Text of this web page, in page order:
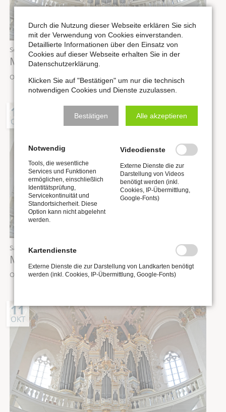
Sonntag,04.10.2026, 12:00 Uhr
Mittagskonzert „Orgel punkt Zwölf“
Ort: Stadtkirche St. Wenzel zu Naumburg
10
OKT
Samstag,10.10.2026, 12:00 Uhr
Mittagskonzert „Orgel punkt Zwölf“
Ort: Stadtkirche St. Wenzel zu Naumburg
11
OKT
Durch die Nutzung dieser Webseite erklären Sie sich
mit der Verwendung von Cookies einverstanden.
Detaillierte Informationen über den Einsatz von
Cookies auf dieser Webseite erhalten Sie in der
Datenschutzerklärung.
Klicken Sie auf "Bestätigen" um nur die technisch
notwendigen Cookies und Dienste zuzulassen.
Bestätigen Alle akzeptieren
Notwendig
Tools, die wesentliche
Services und Funktionen
ermöglichen, einschließlich
Identitätsprüfung,
Servicekontinuität und
Standortsicherheit. Diese
Option kann nicht abgelehnt
werden.
Videodienste
Externe Dienste die zur
Darstellung von Videos
benötigt werden (inkl.
Cookies, IP-Übermittlung,
Google-Fonts)
Kartendienste
Externe Dienste die zur Darstellung von Landkarten benötigt
werden (inkl. Cookies, IP-Übermittlung, Google-Fonts)